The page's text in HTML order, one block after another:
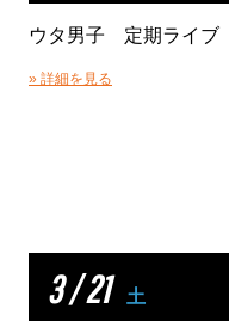
ウタ男子 定期ライブ
» 詳細を見る
3 / 21 土